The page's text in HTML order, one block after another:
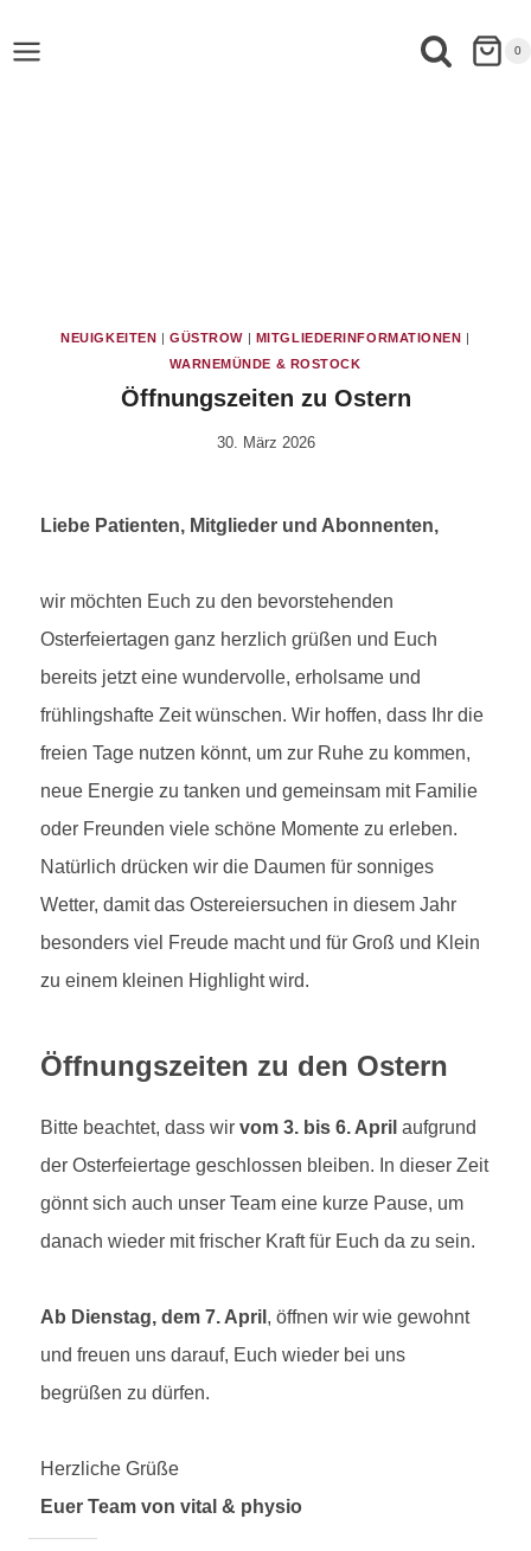
0
NEUIGKEITEN |GÜSTROW MITGLIEDERINFORMATIONEN
WARNEMÜNDE & ROSTOCK
Öffnungszeiten zu Ostern
Von
30. März 2026
Liebe Patienten, Mitglieder und Abonnenten,
wir möchten Euch zu den bevorstehenden
Osterfeiertagen ganz herzlich grüßen und Euch
bereits jetzt eine wundervolle, erholsame und
frühlingshafte Zeit wünschen. Wir hoffen, dass Ihr die
freien Tage nutzen könnt, um zur Ruhe zu kommen,
neue Energie zu tanken und gemeinsam mit Familie
oder Freunden viele schöne Momente zu erleben.
Natürlich drücken wir die Daumen für sonniges
Wetter, damit das Ostereiersuchen in diesem Jahr
besonders viel Freude macht und für Groß und Klein
zu einem kleinen Highlight wird.
Öffnungszeiten zu den Ostern
Bitte beachtet, dass wir vom 3. bis 6. April aufgrund
der Osterfeiertage geschlossen bleiben. In dieser Zeit
gönnt sich auch unser Team eine kurze Pause, um
danach wieder mit frischer Kraft für Euch da zu sein.
Ab Dienstag, dem 7. April , öffnen wir wie gewohnt
und freuen uns darauf, Euch wieder bei uns
begrüßen zu dürfen.
Herzliche Grüße
Euer Team von vital & physio